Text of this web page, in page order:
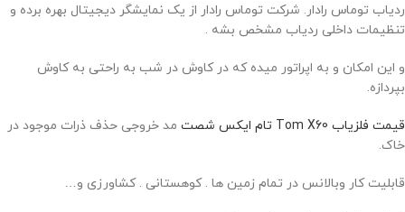
ردیاب توماس رادار. شرکت توماس رادار از یک نمایشگر دیجیتال بهره برده و
تنظیمات داخلی ردیاب مشخص بشه .
و این امکان و به اپراتور میده که در کاوش در شب به راحتی به کاوش
بپردازه.
قیمت فلزیاب Tom X60 تام ایکس شصت
مد خروجی حذف ذرات موجود در
خاک.
قابلیت کار وبالانس در تمام زمین ها . کوهستانی . کشاورزی و…